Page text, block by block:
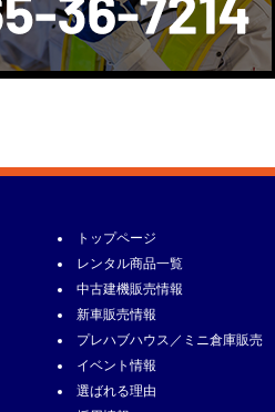
トップページ
レンタル商品一覧
中古建機販売情報
新車販売情報
プレハブハウス／ミニ倉庫販売
イベント情報
選ばれる理由